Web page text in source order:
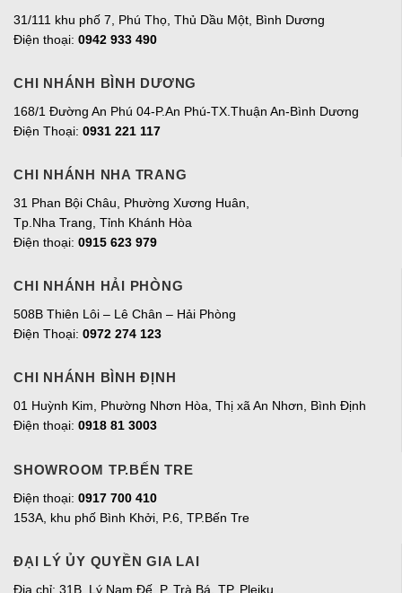
31/111 khu phố 7, Phú Thọ, Thủ Dầu Một, Bình Dương
Điện thoại: 0942 933 490
CHI NHÁNH BÌNH DƯƠNG
168/1 Đường An Phú 04-P.An Phú-TX.Thuận An-Bình Dương
Điện Thoại: 0931 221 117
CHI NHÁNH NHA TRANG
31 Phan Bội Châu, Phường Xương Huân,
Tp.Nha Trang, Tỉnh Khánh Hòa
Điện thoại: 0915 623 979
CHI NHÁNH HẢI PHÒNG
508B Thiên Lôi – Lê Chân – Hải Phòng
Điện Thoại: 0972 274 123
CHI NHÁNH BÌNH ĐỊNH
01 Huỳnh Kim, Phường Nhơn Hòa, Thị xã An Nhơn, Bình Định
Điện thoại: 0918 81 3003
SHOWROOM TP.BẾN TRE
Điện thoại: 0917 700 410
153A, khu phố Bình Khởi, P.6, TP.Bến Tre
ĐẠI LÝ ỦY QUYỀN GIA LAI
Địa chỉ: 31B, Lý Nam Đế, P. Trà Bá, TP. Pleiku